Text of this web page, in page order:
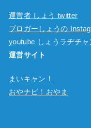
運営者 しょう twitter
ブロガーしょうの
youtube しょうラヂチャ
運営サイト
まいキャン！
おやナビ！おやま